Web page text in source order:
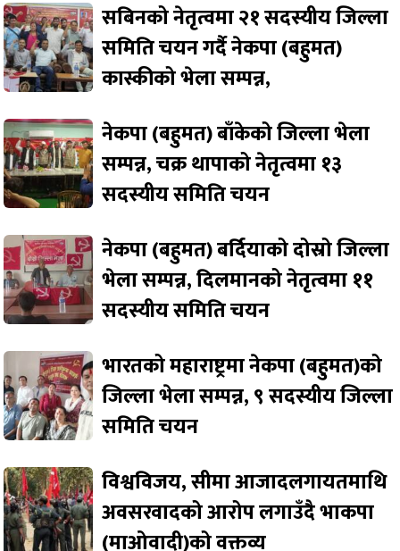
सबिनको नेतृत्वमा २१ सदस्यीय जिल्ला
समिति चयन गर्दै नेकपा (बहुमत)
कास्कीको भेला सम्पन्न,
नेकपा (बहुमत) बाँकेको जिल्ला भेला
सम्पन्न, चक्र थापाको नेतृत्वमा १३
सदस्यीय समिति चयन
नेकपा (बहुमत) बर्दियाको दोस्रो जिल्ला
भेला सम्पन्न, दिलमानको नेतृत्वमा ११
सदस्यीय समिति चयन
भारतको महाराष्ट्रमा नेकपा (बहुमत)को
जिल्ला भेला सम्पन्न, ९ सदस्यीय जिल्ला
समिति चयन
विश्वविजय, सीमा आजादलगायतमाथि
अवसरवादको आरोप लगाउँदै भाकपा
(माओवादी)को वक्तव्य